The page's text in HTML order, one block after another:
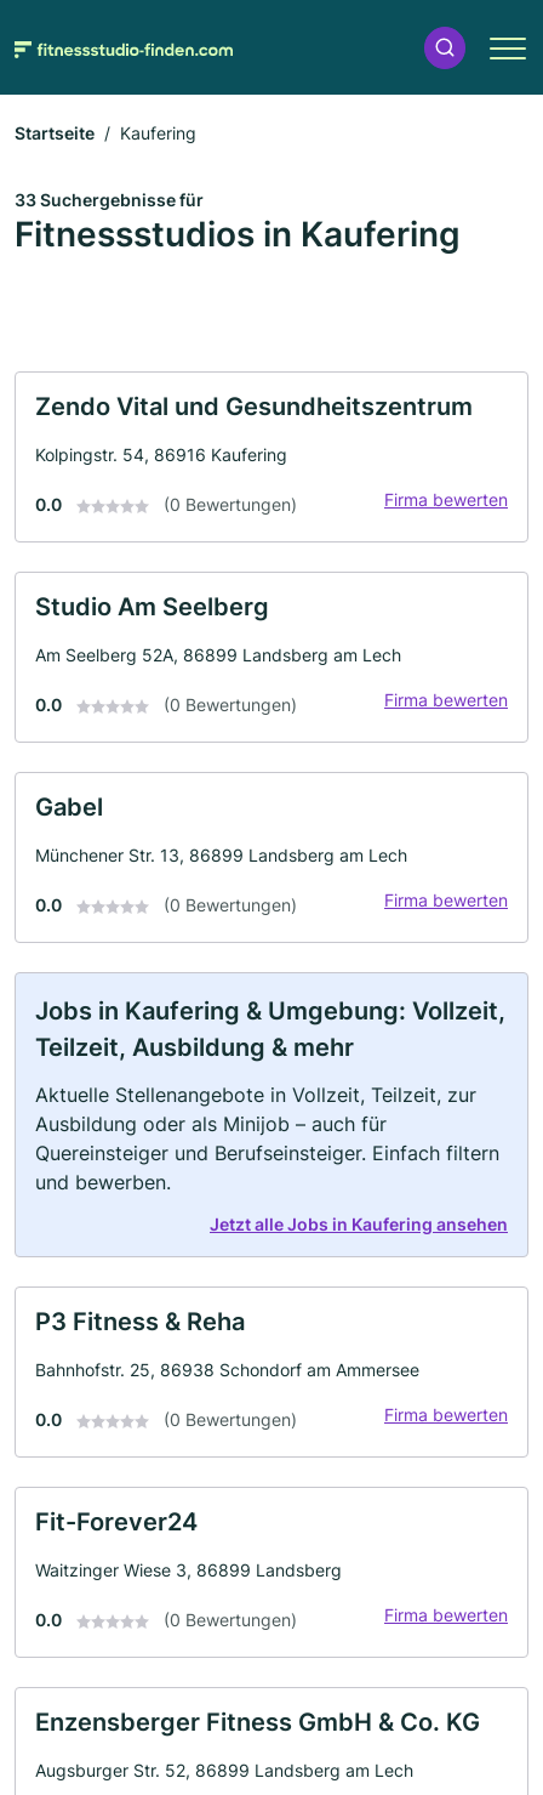
Startseite Kaufering
33 Suchergebnisse für
Fitnessstudios in Kaufering
Zendo Vital und Gesundheitszentrum
Kolpingstr. 54, 86916 Kaufering
0.0 (0 Bewertungen) Firma bewerten
Studio Am Seelberg
Am Seelberg 52A, 86899 Landsberg am Lech
0.0 (0 Bewertungen) Firma bewerten
Gabel
Münchener Str. 13, 86899 Landsberg am Lech
0.0 (0 Bewertungen) Firma bewerten
Jobs in Kaufering & Umgebung: Vollzeit,
Teilzeit, Ausbildung & mehr
Aktuelle Stellenangebote in Vollzeit, Teilzeit, zur
Ausbildung oder als Minijob – auch für
Quereinsteiger und Berufseinsteiger. Einfach filtern
und bewerben.
Jetzt alle Jobs in Kaufering ansehen
P3 Fitness & Reha
Bahnhofstr. 25, 86938 Schondorf am Ammersee
0.0 (0 Bewertungen) Firma bewerten
Fit-Forever24
Waitzinger Wiese 3, 86899 Landsberg
0.0 (0 Bewertungen) Firma bewerten
Enzensberger Fitness GmbH & Co. KG
Augsburger Str. 52, 86899 Landsberg am Lech